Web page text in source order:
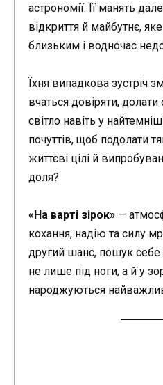
астрономії. Її манять
відкриття й майбутнє,
близьким і водночас
Їхня випадкова зустріч
вчаться довіряти, долати
світло навіть у
почуттів, щоб подолати
життєві цілі й
доля?
«На варті зірок» —
кохання, надію та силу
другий шанс, пошук себе
не лише під ноги, а й у
народжуються